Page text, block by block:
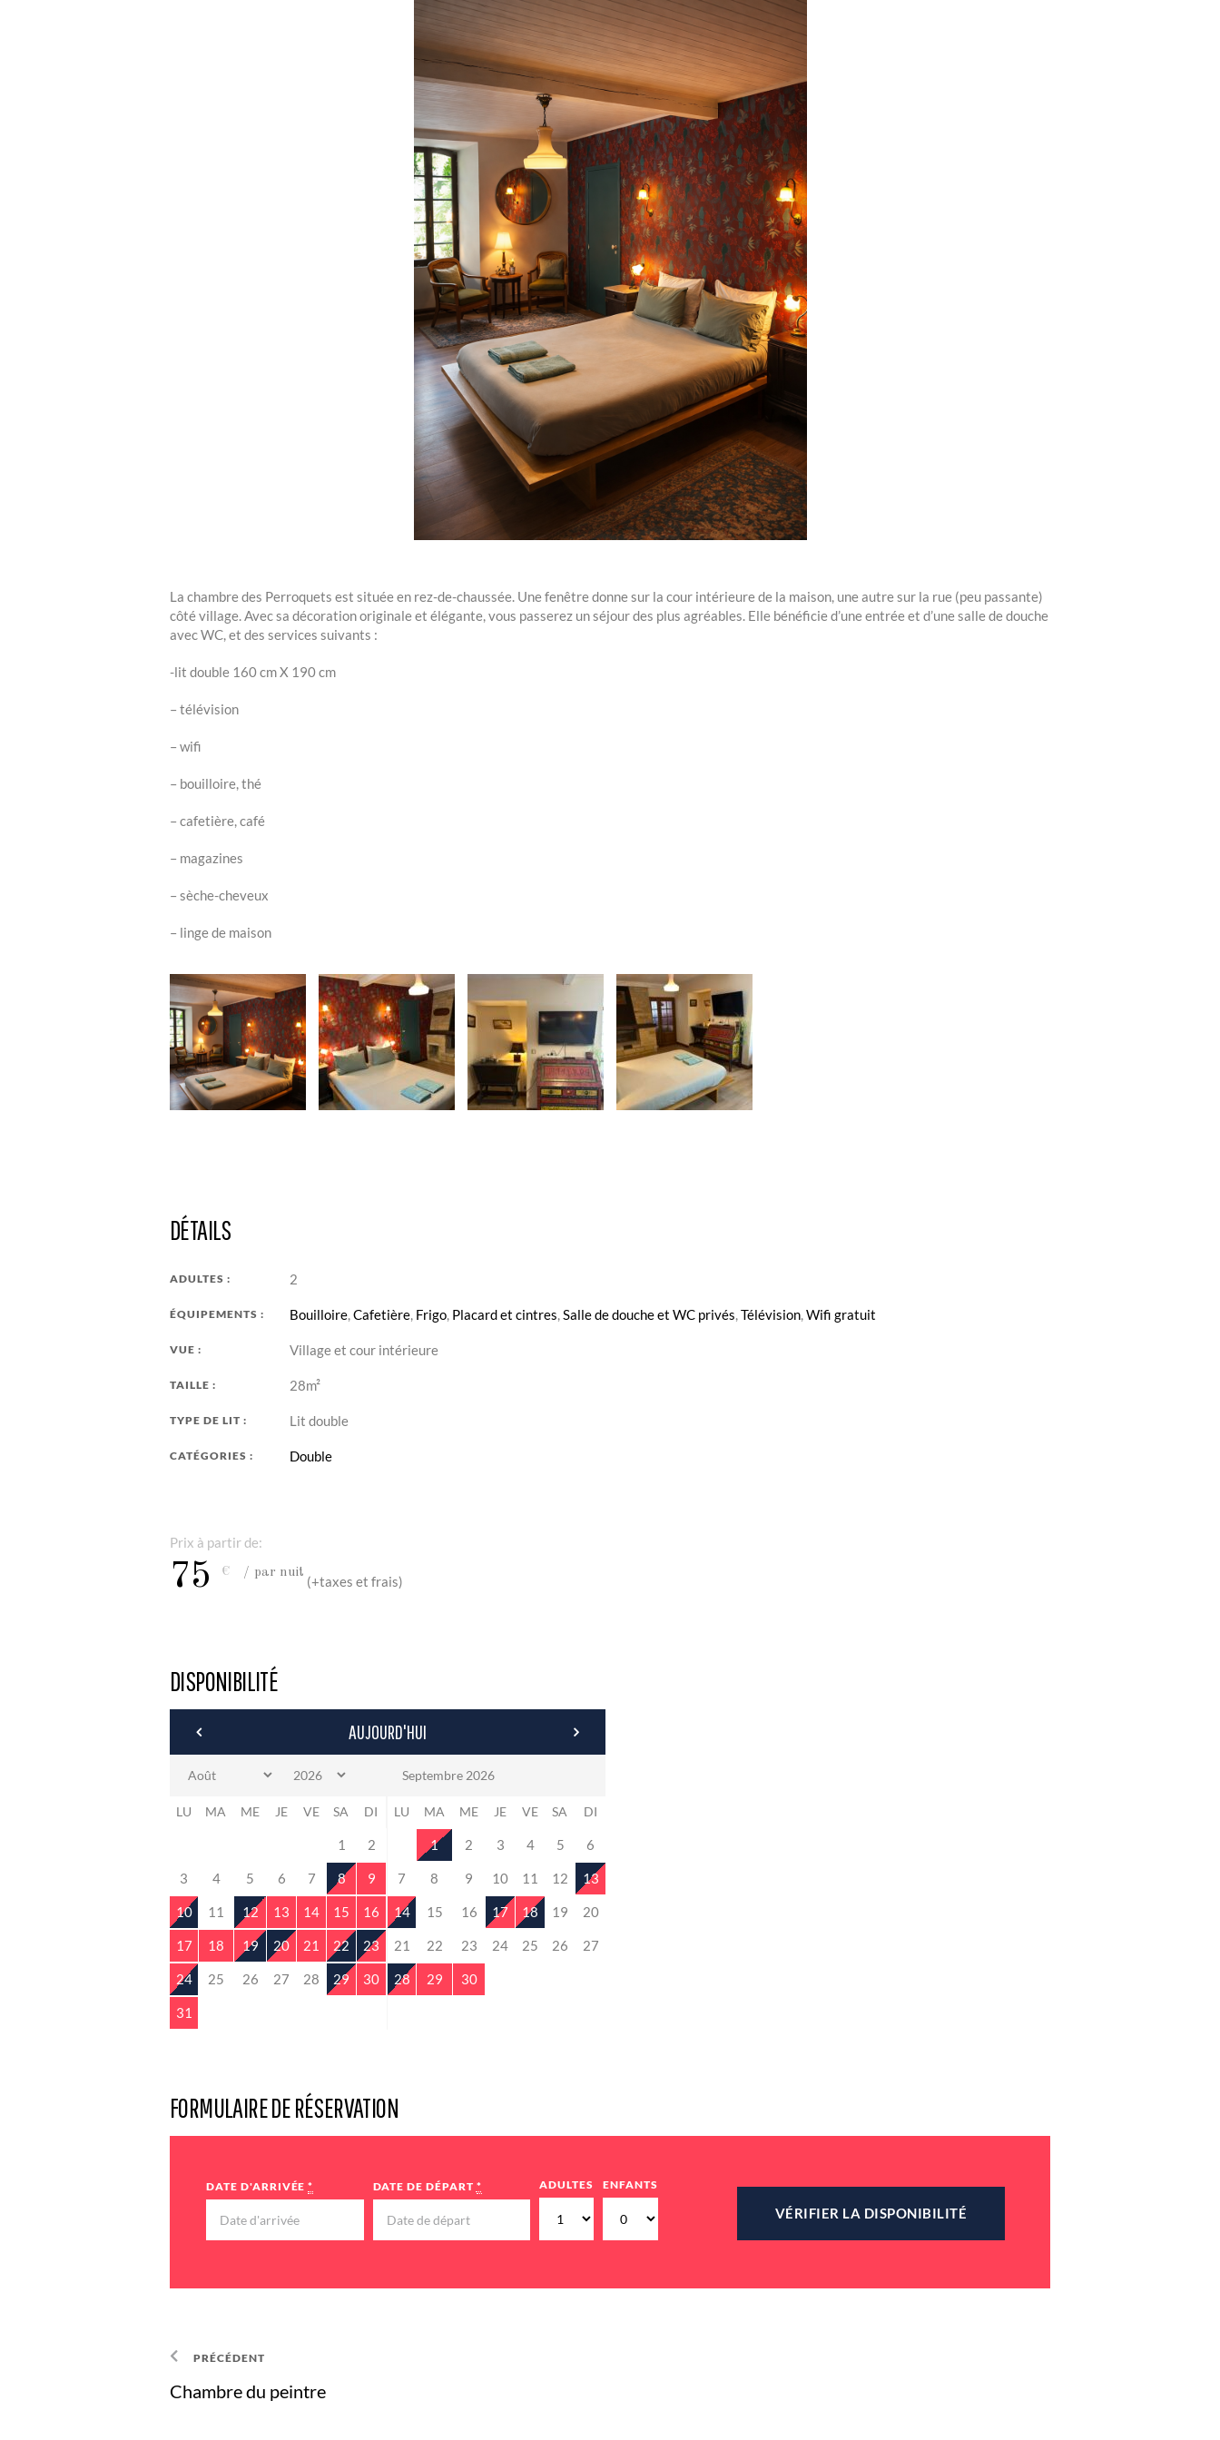
La chambre des Perroquets est située en rez-de-chaussée. Une fenêtre donne sur la cour intérieure de la maison, une autre sur la rue (peu passante)
côté village. Avec sa décoration originale et élégante, vous passerez un séjour des plus agréables. Elle bénéficie d’une entrée et d’une salle de douche
avec WC, et des services suivants :
-lit double 160 cm X 190 cm
– télévision
– wifi
– bouilloire, thé
– cafetière, café
– magazines
– sèche-cheveux
– linge de maison
DÉTAILS
ADULTES : 2
ÉQUIPEMENTS : Bouilloire,Cafetière, Frigo, Placard et cintres,Salle de douche et WC privés,Télévision,Wifi gratuit
VUE : Village et cour intérieure
TAILLE : 28m²
TYPE DE LIT : Lit double
CATÉGORIES : Double
Prix à partir de:
75 € par nuit
(+taxes et frais)
DISPONIBILITÉ
AUJOURD'HUI
LU MA ME JE VE SA DI
1 2
3 4 5 6 7 8 9
10 11 12 13 14 15 16
17 18 19 20 21 22 23
24 25 26 27 28 29 30
31
Septembre 2026
LU MA ME JE VE SA DI
1 2 3 4 5 6
7 8 9 10 11 12 13
14 15 16 17 18 19 20
21 22 23 24 25 26 27
28 29 30
FORMULAIRE DE RÉSERVATION
DATE D'ARRIVÉE* DATE DE DÉPART * ADULTES ENFANTS
PRÉCÉDENT
Chambre du peintre